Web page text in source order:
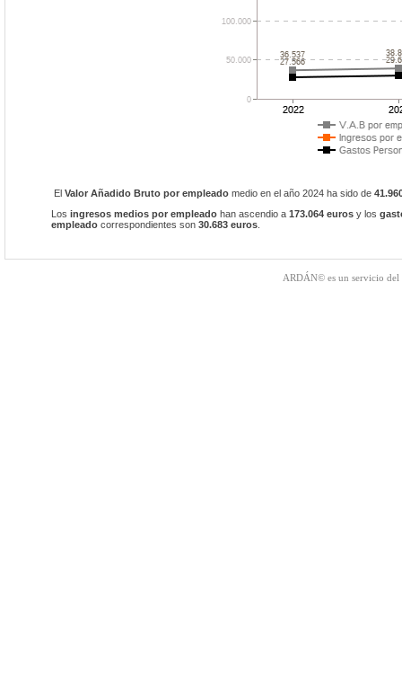
El Valor Añadido Bruto por empleado medio en el año 2024 ha sido de
Los ingresos medios por empleado han ascendio a 173.064 euros y los
empleado correspondientes son 30.683 euros
ARDÁN© es un servicio del